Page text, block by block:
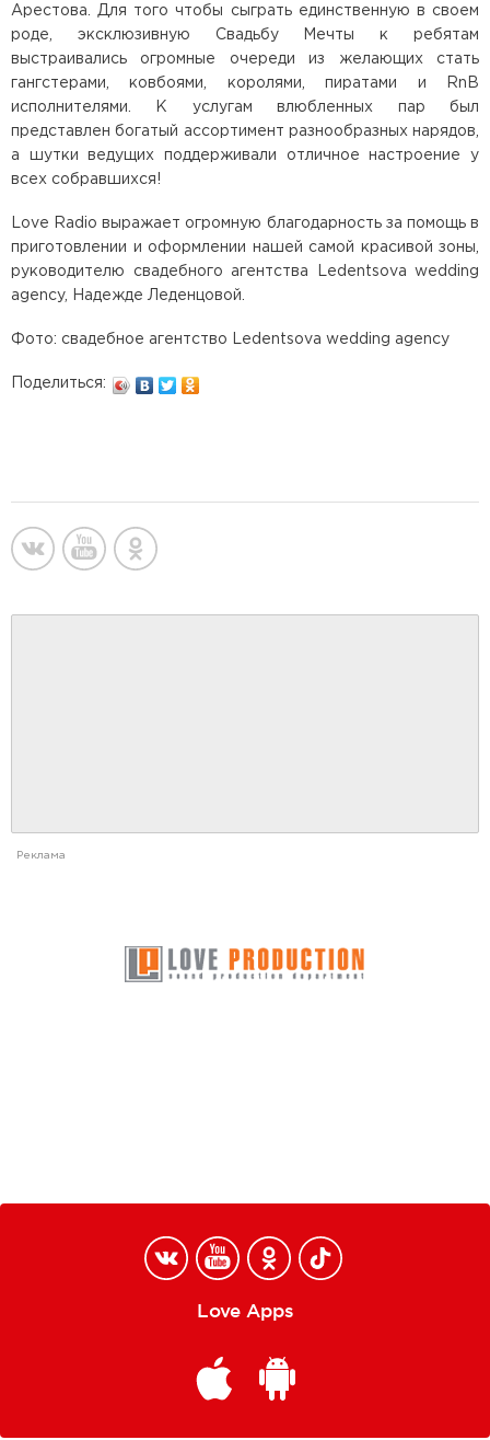
Арестова. Для того чтобы сыграть единственную в своем
роде, эксклюзивную Свадьбу Мечты к ребятам
выстраивались огромные очереди из желающих стать
гангстерами, ковбоями, королями, пиратами и RnB
исполнителями. К услугам влюбленных пар был
представлен богатый ассортимент разнообразных нарядов,
а шутки ведущих поддерживали отличное настроение у
всех собравшихся!
Love Radio выражает огромную благодарность за помощь в
приготовлении и оформлении нашей самой красивой зоны,
руководителю свадебного агентства Ledentsova wedding
agency, Надежде Леденцовой.
Фото: свадебное агентство Ledentsova wedding agency
Поделиться:
Реклама
Love Apps